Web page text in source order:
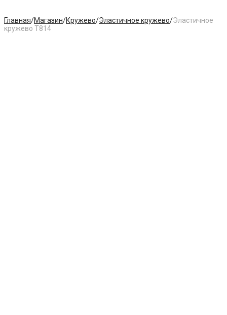
Главная/Магазин/Кружево/Эластичное кружево/Эластичное
кружево T814